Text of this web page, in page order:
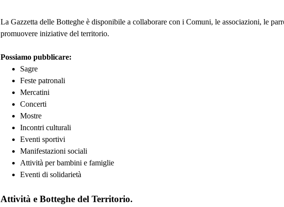
La Gazzetta delle Botteghe è disponibile a collaborare con i Comuni, le associazioni, le
promuovere iniziative del territorio.
Possiamo pubblicare:
Sagre
Feste patronali
Mercatini
Concerti
Mostre
Incontri culturali
Eventi sportivi
Manifestazioni sociali
Attività per bambini e famiglie
Eventi di solidarietà
Attività e Botteghe del Territorio.